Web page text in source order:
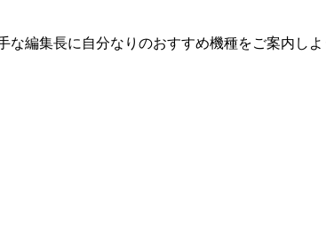
な編集長に自分なりのおすすめ機種をご案内し